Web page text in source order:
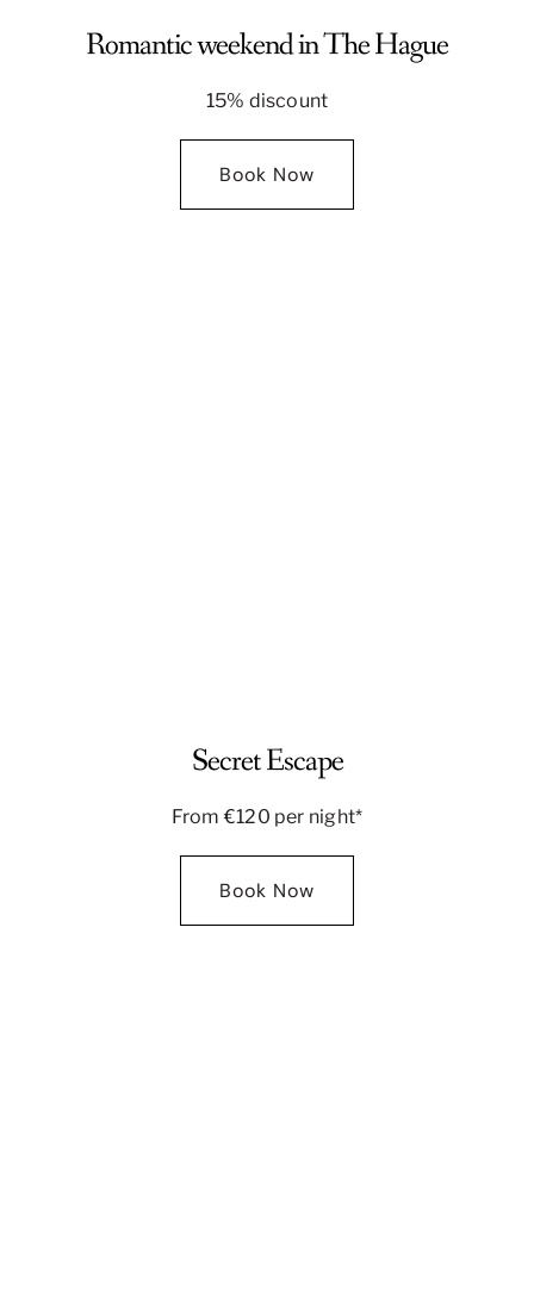
Romantic weekend in The Hague
15% discount
Book Now
Secret Escape
From €120 per night*
Book Now